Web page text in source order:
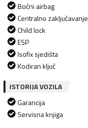
Bočni airbag
Centralno zaključavanje
Child lock
ESP
Isofix sjedišta
Kodiran ključ
ISTORIJA VOZILA
Garancija
Servisna knjiga